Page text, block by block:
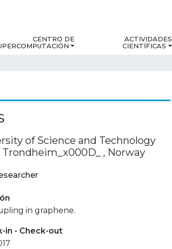
CENTRO DE
ACTIVIDADES
CIENTÍFICAS
of Science and Technology
Trondheim_x000D_ , Norway
in graphene.
in - Check-out